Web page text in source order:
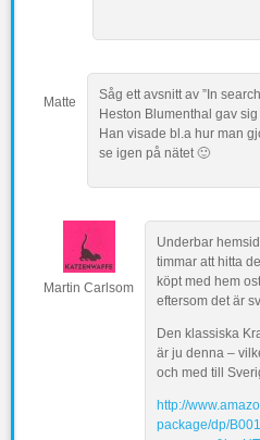
Matte
Såg ett avsnitt av ”In
Heston Blumenthal gav
Han visade bl.a hur man
se igen på nätet 🙂
Martin Carlsom
Underbar
timmar att hitta
köpt med hem
eftersom det är
Den klassiska
är ju denna –
och med till
http://
package/dp/